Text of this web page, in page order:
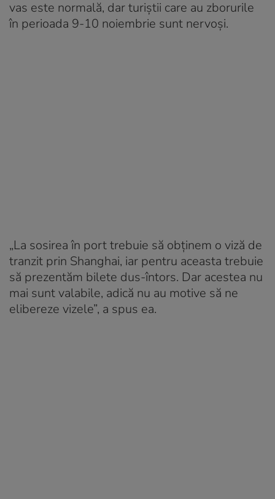
vas este normală, dar turiștii care au zborurile
în perioada 9-10 noiembrie sunt nervoși.
„La sosirea în port trebuie să obținem o viză de
tranzit prin Shanghai, iar pentru aceasta trebuie
să prezentăm bilete dus-întors. Dar acestea nu
mai sunt valabile, adică nu au motive să ne
elibereze vizele”, a spus ea.